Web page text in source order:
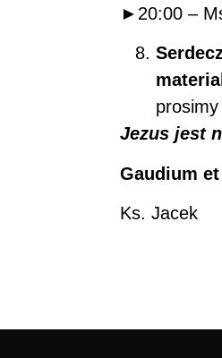
►20:00 –
Jezus jest
Gaudium
Ks. Jacek